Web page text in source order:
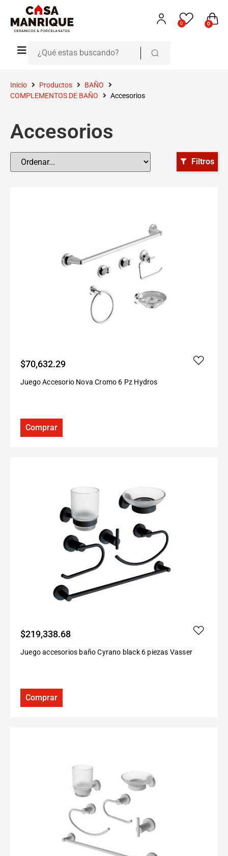
0 0
Inicio Productos
BAÑO
COMPLEMENTOS DE BAÑO
Accesorios
Accesorios
Filtros
$70,632.29
Juego Accesorio Nova Cromo 6 Pz Hydros
Comprar
$219,338.68
Juego accesorios baño Cyrano black 6 piezas Vasser
Comprar